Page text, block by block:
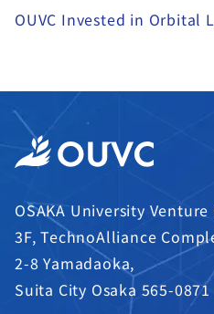
OUVC Invested in Orbital
OSAKA University
3F, TechnoAlliance
2-8 Yamadaoka,
Suita City Osaka 565-0871